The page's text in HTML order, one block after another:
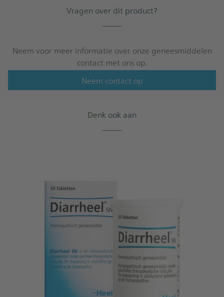
Vragen over dit product?
Neem voor meer informatie over onze geneesmiddelen
contact met ons op.
Neem contact op
Denk ook aan